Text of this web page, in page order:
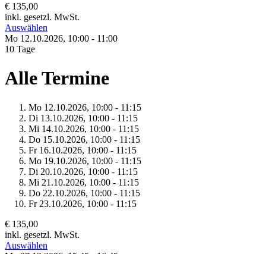
€ 135,00
inkl. gesetzl. MwSt.
Auswählen
Mo 12.10.2026, 10:00 - 11:00
10 Tage
Alle Termine
Mo 12.10.2026, 10:00 - 11:15
Di 13.10.2026, 10:00 - 11:15
Mi 14.10.2026, 10:00 - 11:15
Do 15.10.2026, 10:00 - 11:15
Fr 16.10.2026, 10:00 - 11:15
Mo 19.10.2026, 10:00 - 11:15
Di 20.10.2026, 10:00 - 11:15
Mi 21.10.2026, 10:00 - 11:15
Do 22.10.2026, 10:00 - 11:15
Fr 23.10.2026, 10:00 - 11:15
€ 135,00
inkl. gesetzl. MwSt.
Auswählen